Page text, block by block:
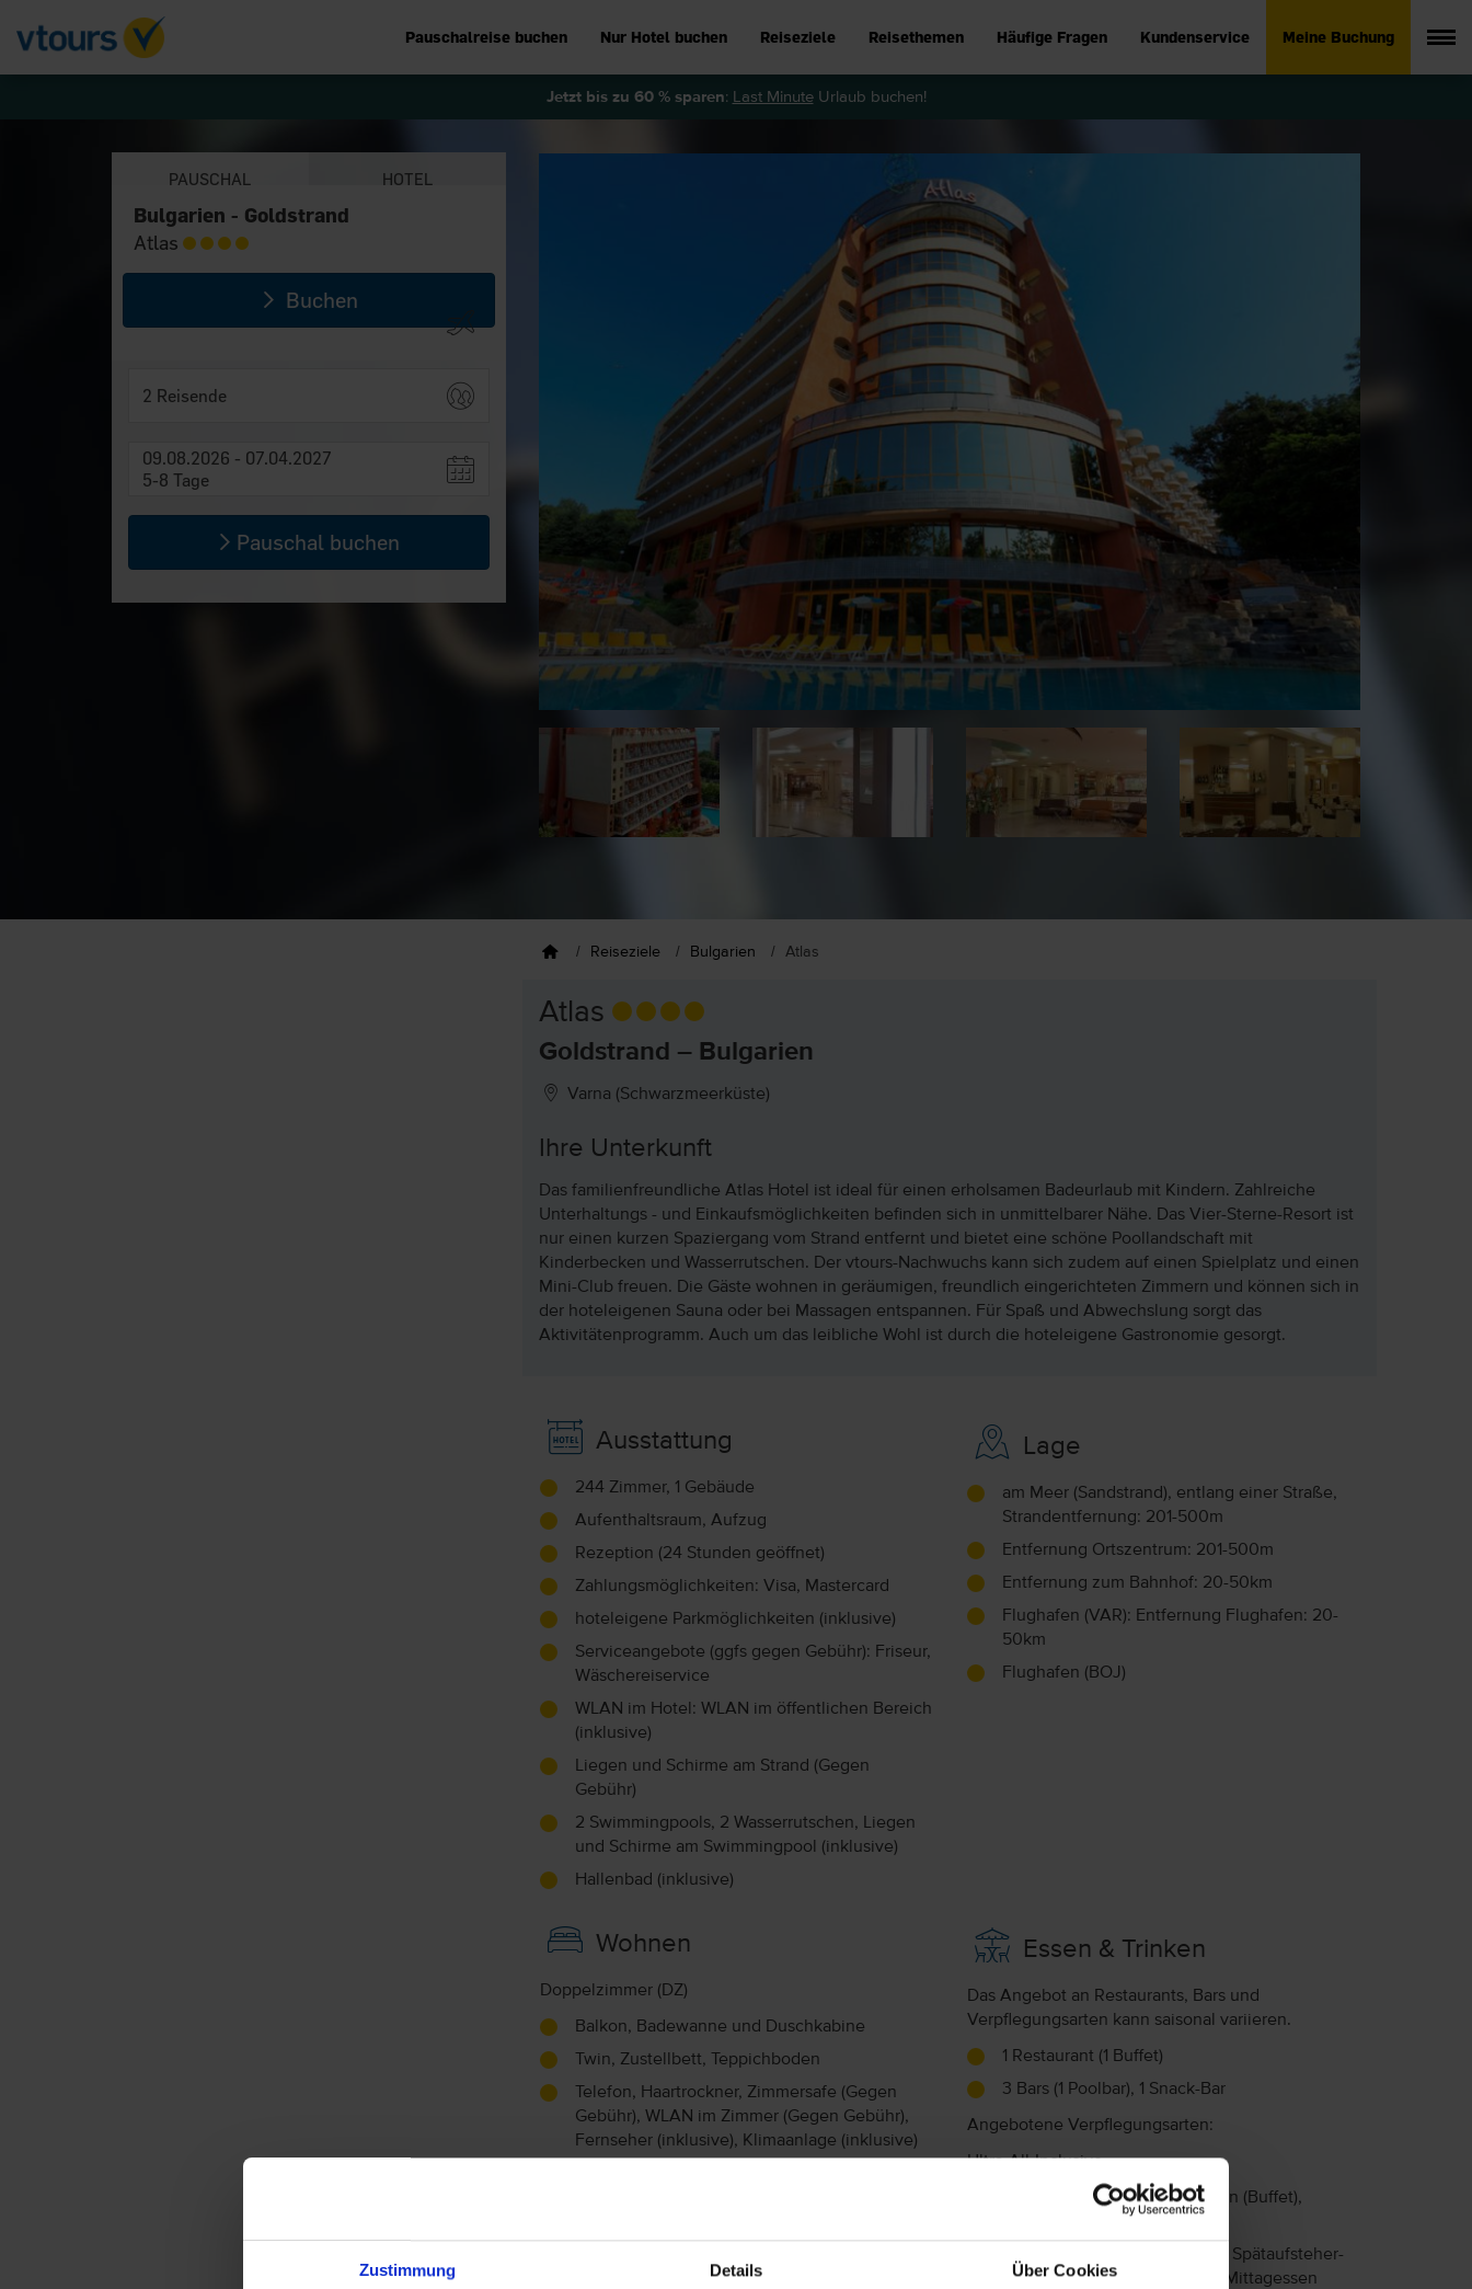
Zustimmung Details Über Cookies
Pauschalreise buchen Nur Hotel buchen Reiseziele Reisethemen Häufige Fragen Kundenservice Meine Buchung
Jetzt bis zu 60 % sparen: Last MinuteUrlaub buchen!
PAUSCHAL HOTEL
Bulgarien - Goldstrand
2 Reisende
09.08.2026 - 07.04.2027
5-8 Tage
Pauschal buchen
Bulgarien - Goldstrand
Atlas
Buchen
Reiseziele Bulgarien Atlas
Atlas
Goldstrand – Bulgarien
Varna (Schwarzmeerküste)
Ihre Unterkunft
Das familienfreundliche Atlas Hotel ist ideal für einen erholsamen Badeurlaub mit Kindern. Zahlreiche
Unterhaltungs - und Einkaufsmöglichkeiten befinden sich in unmittelbarer Nähe. Das Vier-Sterne-Resort ist
nur einen kurzen Spaziergang vom Strand entfernt und bietet eine schöne Poollandschaft mit
Kinderbecken und Wasserrutschen. Der vtours-Nachwuchs kann sich zudem auf einen Spielplatz und einen
Mini-Club freuen. Die Gäste wohnen in geräumigen, freundlich eingerichteten Zimmern und können sich in
der hoteleigenen Sauna oder bei Massagen entspannen. Für Spaß und Abwechslung sorgt das
Aktivitätenprogramm. Auch um das leibliche Wohl ist durch die hoteleigene Gastronomie gesorgt.
Ausstattung
244 Zimmer, 1 Gebäude
Aufenthaltsraum, Aufzug
Rezeption (24 Stunden geöffnet)
Zahlungsmöglichkeiten: Visa, Mastercard
hoteleigene Parkmöglichkeiten (inklusive)
Serviceangebote (ggfs gegen Gebühr): Friseur,
Wäschereiservice
WLAN im Hotel: WLAN im öffentlichen Bereich
(inklusive)
Liegen und Schirme am Strand (Gegen
Gebühr)
2 Swimmingpools, 2 Wasserrutschen, Liegen
und Schirme am Swimmingpool (inklusive)
Hallenbad (inklusive)
Lage
am Meer (Sandstrand), entlang einer Straße,
Strandentfernung: 201-500m
Entfernung Ortszentrum: 201-500m
Entfernung zum Bahnhof: 20-50km
Flughafen (VAR): Entfernung Flughafen: 20-
50km
Flughafen (BOJ)
Wohnen
Doppelzimmer (DZ)
Balkon, Badewanne und Duschkabine
Twin, Zustellbett, Teppichboden
Telefon, Haartrockner, Zimmersafe (Gegen
Gebühr), WLAN im Zimmer (Gegen Gebühr),
Fernseher (inklusive), Klimaanlage (inklusive)
Teppichboden
Telefon, Haartrockner, Zimmersafe (Gegen
Essen & Trinken
Das Angebot an Restaurants, Bars und
Verpflegungsarten kann saisonal variieren.
1 Restaurant (1 Buffet)
3 Bars (1 Poolbar), 1 Snack-Bar
Angebotene Verpflegungsarten:
Ultra-All-Inclusive
Frühstück (Buffet), Mittagessen (Buffet),
Abendessen (Buffet)
Frühstück (07:30 - 10:30 Uhr), Spätaufsteher-
Frühstück (10:30 - 11:00 Uhr), Mittagessen